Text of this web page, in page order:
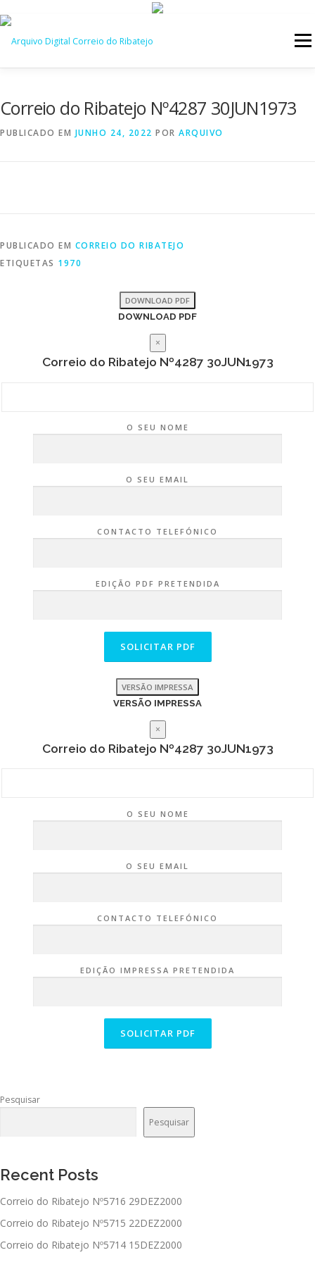
Saltar
conteúdo
Menu
Correio do Ribatejo Nº4287 30JUN1973
PUBLICADO EM JUNHO 24, 2022 POR ARQUIVO
PUBLICADO EM CORREIO DO RIBATEJO
ETIQUETAS 1970
DOWNLOAD PDF
DOWNLOAD PDF
×
Correio do Ribatejo Nº4287 30JUN1973
O SEU NOME
O SEU EMAIL
CONTACTO TELEFÓNICO
EDIÇÃO PDF PRETENDIDA
VERSÃO IMPRESSA
VERSÃO IMPRESSA
×
Correio do Ribatejo Nº4287 30JUN1973
O SEU NOME
O SEU EMAIL
CONTACTO TELEFÓNICO
EDIÇÃO IMPRESSA PRETENDIDA
Pesquisar
Pesquisar
Recent Posts
Correio do Ribatejo Nº5716 29DEZ2000
Correio do Ribatejo Nº5715 22DEZ2000
Correio do Ribatejo Nº5714 15DEZ2000